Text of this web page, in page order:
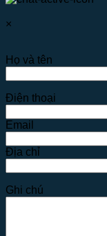
×
Họ và tên
Điện thoại
Email
Địa chỉ
Ghi chú